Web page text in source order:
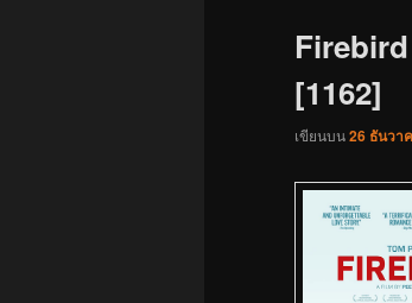
[1162]
เขียนบน26 ธันวา